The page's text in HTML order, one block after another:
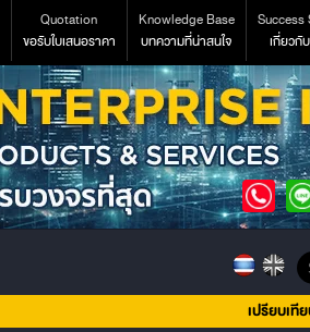
Quotation
ขอรับใบเสนอราคา
Knowledge Base
บทความที่น่าสนใจ
Success
เกี่ยวกั
เปรียบเ